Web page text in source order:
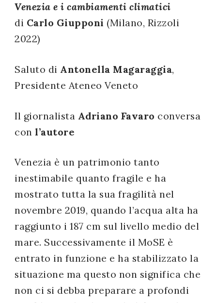
Venezia e i cambiamenti climatici
di Carlo Giupponi (Milano, Rizzoli
2022)
Saluto di Antonella Magaraggia,
Presidente Ateneo Veneto
Il giornalista Adriano Favaro conversa
con l’autore
Venezia è un patrimonio tanto
inestimabile quanto fragile e ha
mostrato tutta la sua fragilità nel
novembre 2019, quando l’acqua alta ha
raggiunto i 187 cm sul livello medio del
mare. Successivamente il MoSE è
entrato in funzione e ha stabilizzato la
situazione ma questo non significa che
non ci si debba preparare a profondi
Registrazione
avvenuta con
successo!